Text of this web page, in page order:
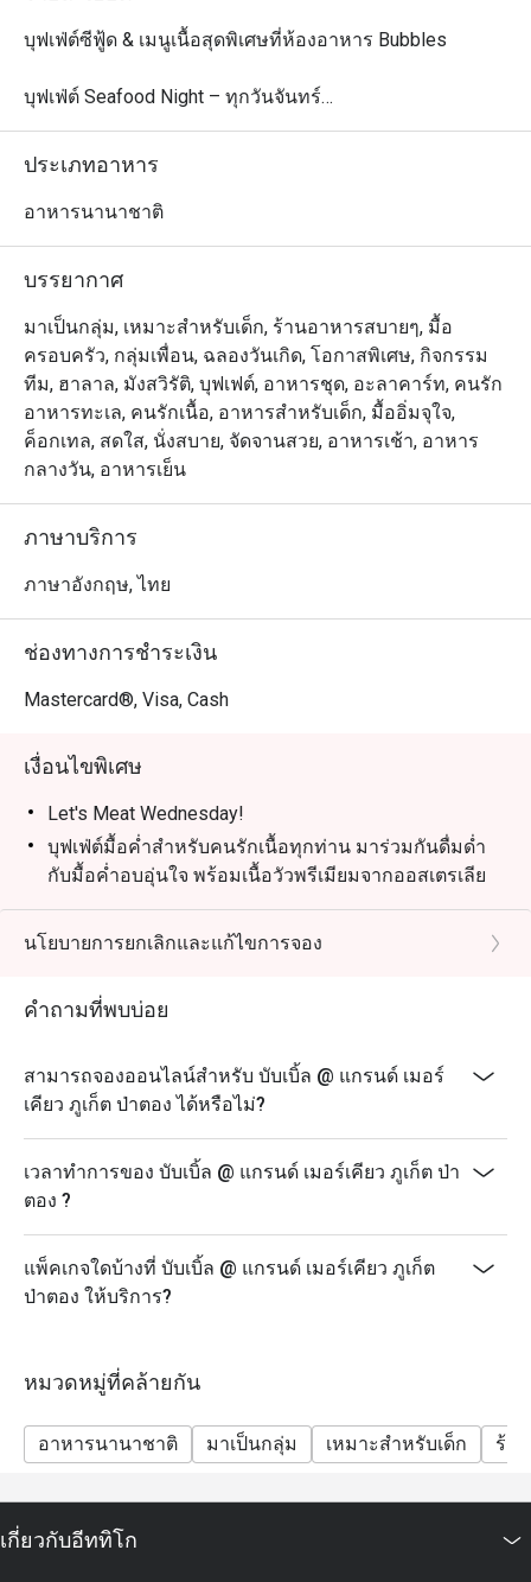
บุฟเฟ่ต์ซีฟู้ด & เมนูเนื้อสุดพิเศษที่ห้องอาหาร Bubbles
บุฟเฟ่ต์ Seafood Night – ทุกวันจันทร์
ดื่มด่ำกับความสดใหม่ของซีฟู้ดท้องถิ่นทุกวันจันทร์ เวลา
18:00 – 22:00 เพลิดเพลินกับกุ้งแม่น้ำ ปูทะเล ปลา และ
เลิศ ปิดท้ายด้วยขนมหวานสุดพิเศษ ทั้งขนมไทยดั้งเดิม ข้าว
Let's Meat Wednesday – ทุกวันพุธ
เชิญชวนคนรักเนื้อทุกท่านมาสัมผัสบุฟเฟ่ต์อบอุ่นใจ ด้วยเนื้อ
วัวพรีเมียมจากออสเตรเลียย่างอย่างพิถีพิถัน ซีฟู้ดออนไอซ์
เมนูอินเดียรสจัดจ้าน และซูชิ & ซาชิมิสดใหม่ ทั้งหมดเพียง
890 บาท ร่วมแชร์ประสบการณ์มื้อค่ำสุดพิเศษกับครอบครัว
เวลา: 18:00 – 22:00 | ราคา: 890 บาทสุทธิ/ท่าน
เด็กอายุ 4–12 ปี: ลด 50% | เด็กอายุต่ำกว่า 4 ปี: ฟรี
ยกระดับสุดสัปดาห์ของคุณกับบุฟเฟ่ต์ซีฟู้ดสุดยิ่งใหญ่ ไฮไลท์
รวมถึงถาดซีฟู้ดออนไอซ์ เช่น กั้งล็อบสเตอร์ หอยนางรม นำ
เข้าฝรั่งเศส กุ้งแม่น้ำ และซาชิมิญี่ปุ่น พร้อมสลัด ซุป และ
ให้ลิ้มลอง
เวลา: 18:00 – 22:00 | ราคา: 1,390 บาทสุทธิ/ท่าน
เด็กอายุ 4–12 ปี: ลด 50% | เด็กอายุต่ำกว่า 4 ปี: ฟรี
สถานที่: ห้องอาหาร Bubbles, Grand Mercure Phuket
Patong Resort and Villas
ประเภทอาหาร
อาหารนานาชาติ
บรรยากาศ
มาเป็นกลุ่ม, เหมาะสำหรับเด็ก, ร้านอาหารสบายๆ, มื้อ
ครอบครัว, กลุ่มเพื่อน, ฉลองวันเกิด, โอกาสพิเศษ, กิจกรรม
ทีม, ฮาลาล, มังสวิรัติ, บุฟเฟต์, อาหารชุด, อะลาคาร์ท, คนรัก
อาหารทะเล, คนรักเนื้อ, อาหารสำหรับเด็ก, มื้ออิ่มจุใจ,
ค็อกเทล, สดใส, นั่งสบาย, จัดจานสวย, อาหารเช้า, อาหาร
กลางวัน, อาหารเย็น
ภาษาบริการ
ภาษาอังกฤษ, ไทย
ช่องทางการชำระเงิน
Mastercard®, Visa, Cash
เงื่อนไขพิเศษ
Let's Meat Wednesday!
บุฟเฟ่ต์มื้อค่ำสำหรับคนรักเนื้อทุกท่าน มาร่วมกันดื่มด่ำ
กับมื้อค่ำอบอุ่นใจ พร้อมเนื้อวัวพรีเมียมจากออสเตรเลีย
ย่างอย่างพิถีพิถัน, ซีฟู้ดสดใหม่บนน้ำแข็ง, เมนูอินเดีย
รสชาติจัดจ้าน และซูชิ & ซาชิมิสดใหม่ ทุกอย่างเพียง
วันที่: ทุกวันพุธ
เวลา: 18:00 – 22:00 น.
ราคา: 890 บาทสุทธิ/ท่าน
ส่วนลดอีททิโกสามารถใช้ได้กับเมนูบุฟเฟ่ต์เท่านั้น ไม่
ราคาสุทธิรวมภาษีและค่าบริการแล้ว
เด็กอายุ 4–12 ปี รับส่วนลด 50% เด็กอายุต่ำกว่า 4 ปี รับ
(Seafood Night), วันพุธ (Let's Meat Wednesday) และวัน
ศุกร์ (Grand Seafood Buffet)
แนะนำให้สำรองที่นั่งล่วงหน้า โดยเฉพาะสำหรับกลุ่ม
ใหญ่
รายการอาหารอาจมีการเปลี่ยนแปลงตามฤดูกาลและ
วัตถุดิบสด
นโยบายการยกเลิกและแก้ไขการจอง
คำถามที่พบบ่อย
สามารถจองออนไลน์สำหรับ บับเบิ้ล @ แกรนด์ เมอร์
เคียว ภูเก็ต ป่าตอง ได้หรือไม่?
เวลาทำการของ บับเบิ้ล @ แกรนด์ เมอร์เคียว ภูเก็ต ป่า
ตอง ?
แพ็คเกจใดบ้างที่ บับเบิ้ล @ แกรนด์ เมอร์เคียว ภูเก็ต
ป่าตอง ให้บริการ?
หมวดหมู่ที่คล้ายกัน
อาหารนานาชาติ มาเป็นกลุ่ม เหมาะสำหรับเด็ก ร้า
เกี่ยวกับอีททิโก